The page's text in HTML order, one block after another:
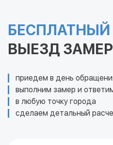
БЕСПЛАТНЫЙ
ВЫЕЗД
приедем в день
выполним замер и
в любую точку города
сделаем детальный